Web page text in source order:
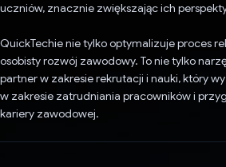
uczniów, znacznie zwiększając ich
QuickTechie nie tylko optymalizuje proces
osobisty rozwój zawodowy. To nie tylko
partner w zakresie rekrutacji i nauki, który
w zakresie zatrudniania pracowników i
kariery zawodowej.